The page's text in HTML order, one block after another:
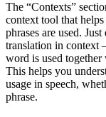
The “Contexts”
context tool that
phrases are used.
translation in context
word is used together
This helps you
usage in speech,
phrase.